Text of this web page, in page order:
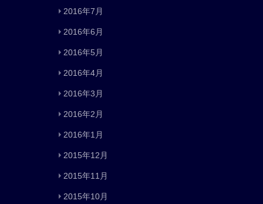
2016年7月
2016年6月
2016年5月
2016年4月
2016年3月
2016年2月
2016年1月
2015年12月
2015年11月
2015年10月